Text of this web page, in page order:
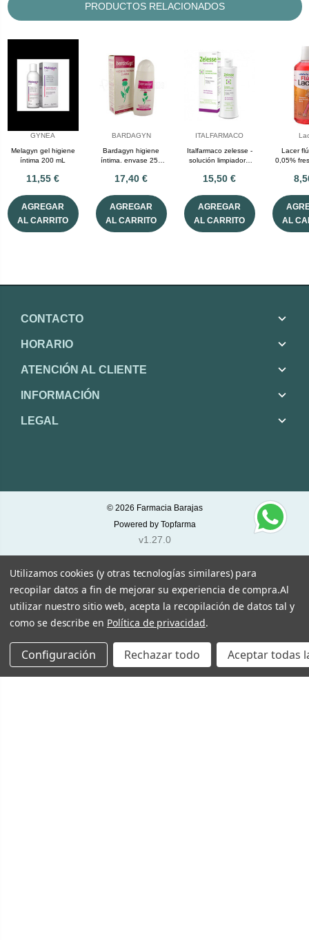
PRODUCTOS RELACIONADOS
GYNEA
Melagyn gel higiene
íntima 200 mL
11,55 €
AGREGAR
AL CARRITO
BARDAGYN
Bardagyn higiene
íntima. envase 250
17,40 €
AGREGAR
AL CARRITO
ITALFARMACO
Italfarmaco zelesse -
solución limpiadora
mL)
15,50 €
AGREGAR
AL CARRITO
Lacer
0,05%
AL
CONTACTO
HORARIO
ATENCIÓN AL CLIENTE
INFORMACIÓN
LEGAL
© 2026 Farmacia Barajas
Powered by Topfarma
v1.27.0
Utilizamos cookies (y otras tecnologías similares) para
recopilar datos a fin de mejorar su experiencia de compra.Al
utilizar nuestro sitio web, acepta la recopilación de datos tal y
como se describe en Política de privacidad.
Configuración Rechazar todo Aceptar todas